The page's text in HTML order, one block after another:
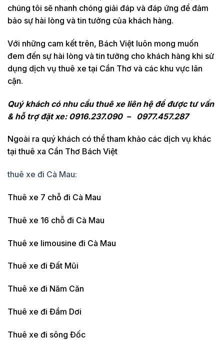
chúng tôi sẽ nhanh chóng giải đáp và đáp ứng để đảm
bảo sự hài lòng và tin tưởng của khách hàng.
Với những cam kết trên, Bách Việt luôn mong muốn
đem đến sự hài lòng và tin tưởng cho khách hàng khi sử
dụng dịch vụ thuê xe tại Cần Thơ và các khu vực lân
cận.
Quý khách có nhu cầu thuê xe liên hệ để được tư vấn
& hỗ trợ đặt xe: 0916.237.090 – 0977.457.287
Ngoài ra quý khách có thể tham khảo các dịch vụ khác
tại thuê xa Cần Thơ Bách Việt
thuê xe đi Cà Mau:
Thuê xe 7 chỗ đi Cà Mau
Thuê xe 16 chỗ đi Cà Mau
Thuê xe limousine đi Cà Mau
Thuê xe đi Đất Mũi
Thuê xe đi Năm Căn
Thuê xe đi Đầm Dơi
Thuê xe đi sông Đốc